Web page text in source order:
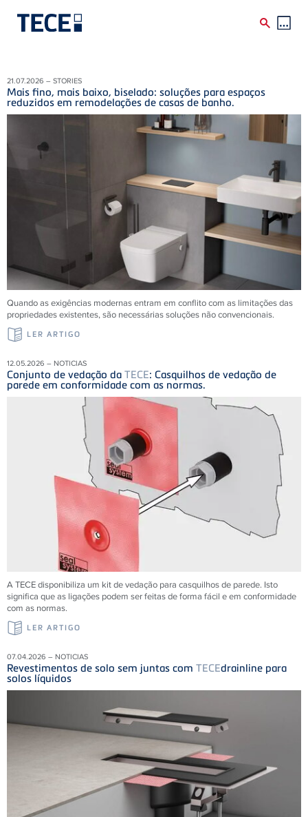
21.07.2026 – STORIES
Mais fino, mais baixo, biselado: soluções para espaços
reduzidos em remodelações de casas de banho.
Quando as exigências modernas entram em conflito com as limitações das
propriedades existentes, são necessárias soluções não convencionais.
LER ARTIGO
12.05.2026 – NOTICIAS
Conjunto de vedação da TECE: Casquilhos de vedação de
parede em conformidade com as normas.
A TECE disponibiliza um kit de vedação para casquilhos de parede. Isto
significa que as ligações podem ser feitas de forma fácil e em conformidade
com as normas.
LER ARTIGO
07.04.2026 – NOTICIAS
Revestimentos de solo sem juntas com TECEdrainline para
solos líquidos